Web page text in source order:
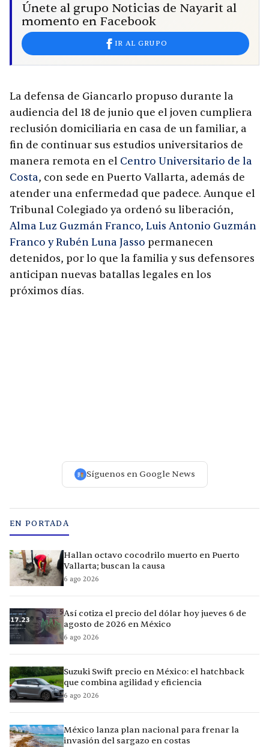
Únete al grupo Noticias de Nayarit al
momento en Facebook
IR AL GRUPO
La defensa de Giancarlo propuso durante la
audiencia del 18 de junio que el joven cumpliera
reclusión domiciliaria en casa de un familiar, a
fin de continuar sus estudios universitarios de
manera remota en el Centro Universitario de la
Costa, con sede en Puerto Vallarta, además de
atender una enfermedad que padece. Aunque el
Tribunal Colegiado ya ordenó su liberación,
Alma Luz Guzmán Franco, Luis Antonio Guzmán
Franco y Rubén Luna Jasso permanecen
detenidos, por lo que la familia y sus defensores
anticipan nuevas batallas legales en los
próximos días.
Síguenos en Google News
EN PORTADA
Hallan octavo cocodrilo muerto en Puerto
Vallarta; buscan la causa
6 ago 2026
Así cotiza el precio del dólar hoy jueves 6 de
agosto de 2026 en México
6 ago 2026
Suzuki Swift precio en México: el hatchback
que combina agilidad y eficiencia
6 ago 2026
México lanza plan nacional para frenar la
invasión del sargazo en costas